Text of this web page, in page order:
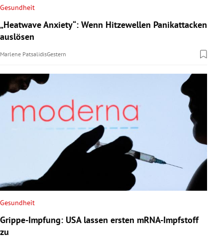
Gesundheit
„Heatwave Anxiety“: Wenn Hitzewellen Panikattacken
auslösen
Marlene PatsalidisGestern
Gesundheit
Grippe-Impfung: USA lassen ersten mRNA-Impfstoff
zu